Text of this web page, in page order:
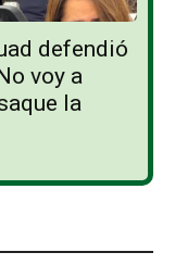
defendió
voy a
la